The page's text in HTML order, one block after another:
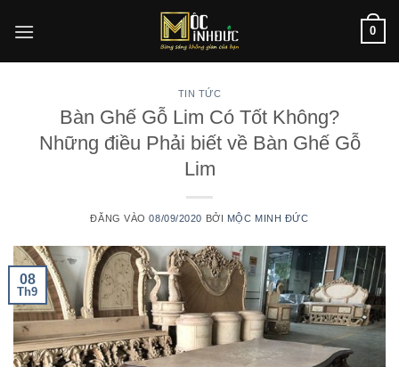
qua
0
TIN TỨC
Bàn Ghế Gỗ Lim Có Tốt Không?
Những điều Phải biết về Bàn Ghế Gỗ
Lim
ĐĂNG VÀO08/09/2020 BỞI MỘC MINH ĐỨC
08
Th9